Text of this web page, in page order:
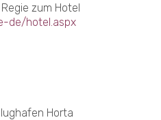
zum Hotel
de/hotel.aspx
Horta